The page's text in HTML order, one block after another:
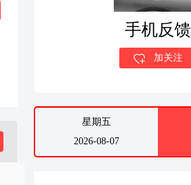
手机反馈
加关注
星期五
2026-08-07